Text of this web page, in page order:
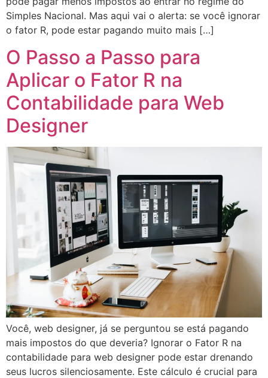
Simples Nacional. Mas aqui vai o alerta: se você ignorar
o fator R, pode estar pagando muito mais […]
O Passo a Passo para
Aplicar o Fator R na
Contabilidade para Web
Designer
Você, web designer, já se perguntou se está pagando
mais impostos do que deveria? Ignorar o Fator R na
contabilidade para web designer pode estar drenando
seus lucros silenciosamente. Este cálculo é crucial para